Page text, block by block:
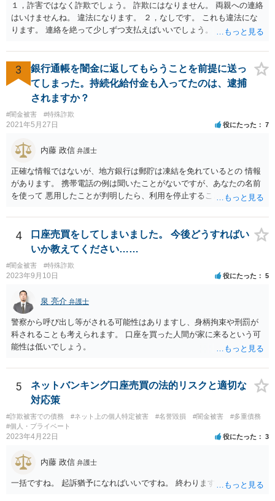
１，詐害ではなく詐欺でしょう。 詐欺にはなりません。 両親への連絡
はいけませんね。 違法になります。 ２，なしです。 これも違法にな
ります。 連絡を絶って少しずつ支払えばいいでしょう。
3
銀行通帳を闇金に返してもらうことを前提に送っ
てしまった。持続化給付金も入ってたのは、逮捕
されますか？
#闇金被害 #特殊詐欺
2021年5月27日 役にたった 7
内藤 政信 弁護士
正確な情報ではないが、地方銀行は郵貯は凍結を免れているとの 情報
があります。 携帯電話の例は聞いたことがないですが、あなたの名前
を使って 悪用したことが判明したら、利用を停止することもあるでし
4
口座売買をしてしまいました。 今後どうすればい
いか教えてください……
#闇金被害 #特殊詐欺
2023年9月10日 役にたった 5
泉 亮介 弁護士
警察から呼び出し等がされる可能性はありますし、身柄拘束や刑罰が
科されることも考えられます。 口座を買った人間が家に来るという可
能性は低いでしょう。
5
ネットバンキング口座売買の法的リスクと適切な
対応策
#詐欺被害での債務 #ネット上の個人特定被害 #名誉毀損 #闇金被害
#多重債務
#個人・プライベート
2023年4月22日 役にたった 3
内藤 政信 弁護士
一括ですね。 起訴猶予になればいいですね。 終わります。